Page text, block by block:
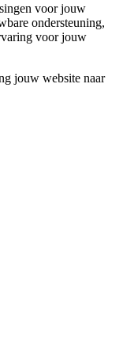
voor jouw
ondersteuning,
voor jouw
jouw website naar